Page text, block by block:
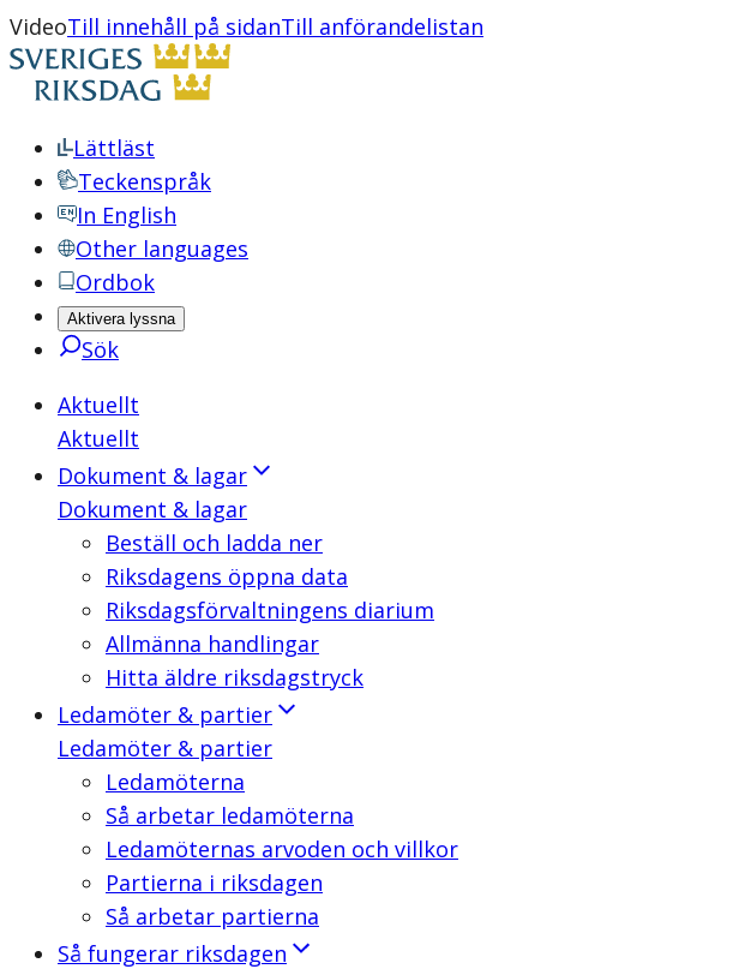
VideoTill innehåll på sidanTill anförandelistan
Lättläst
Teckenspråk
In English
Other languages
Ordbok
Aktivera lyssna
Sök
Aktuellt
Aktuellt
Dokument & lagar
Dokument & lagar
Beställ och ladda ner
Riksdagens öppna data
Riksdagsförvaltningens diarium
Allmänna handlingar
Hitta äldre riksdagstryck
Ledamöter & partier
Ledamöter & partier
Ledamöterna
Så arbetar ledamöterna
Ledamöternas arvoden och villkor
Partierna i riksdagen
Så arbetar partierna
Så fungerar riksdagen